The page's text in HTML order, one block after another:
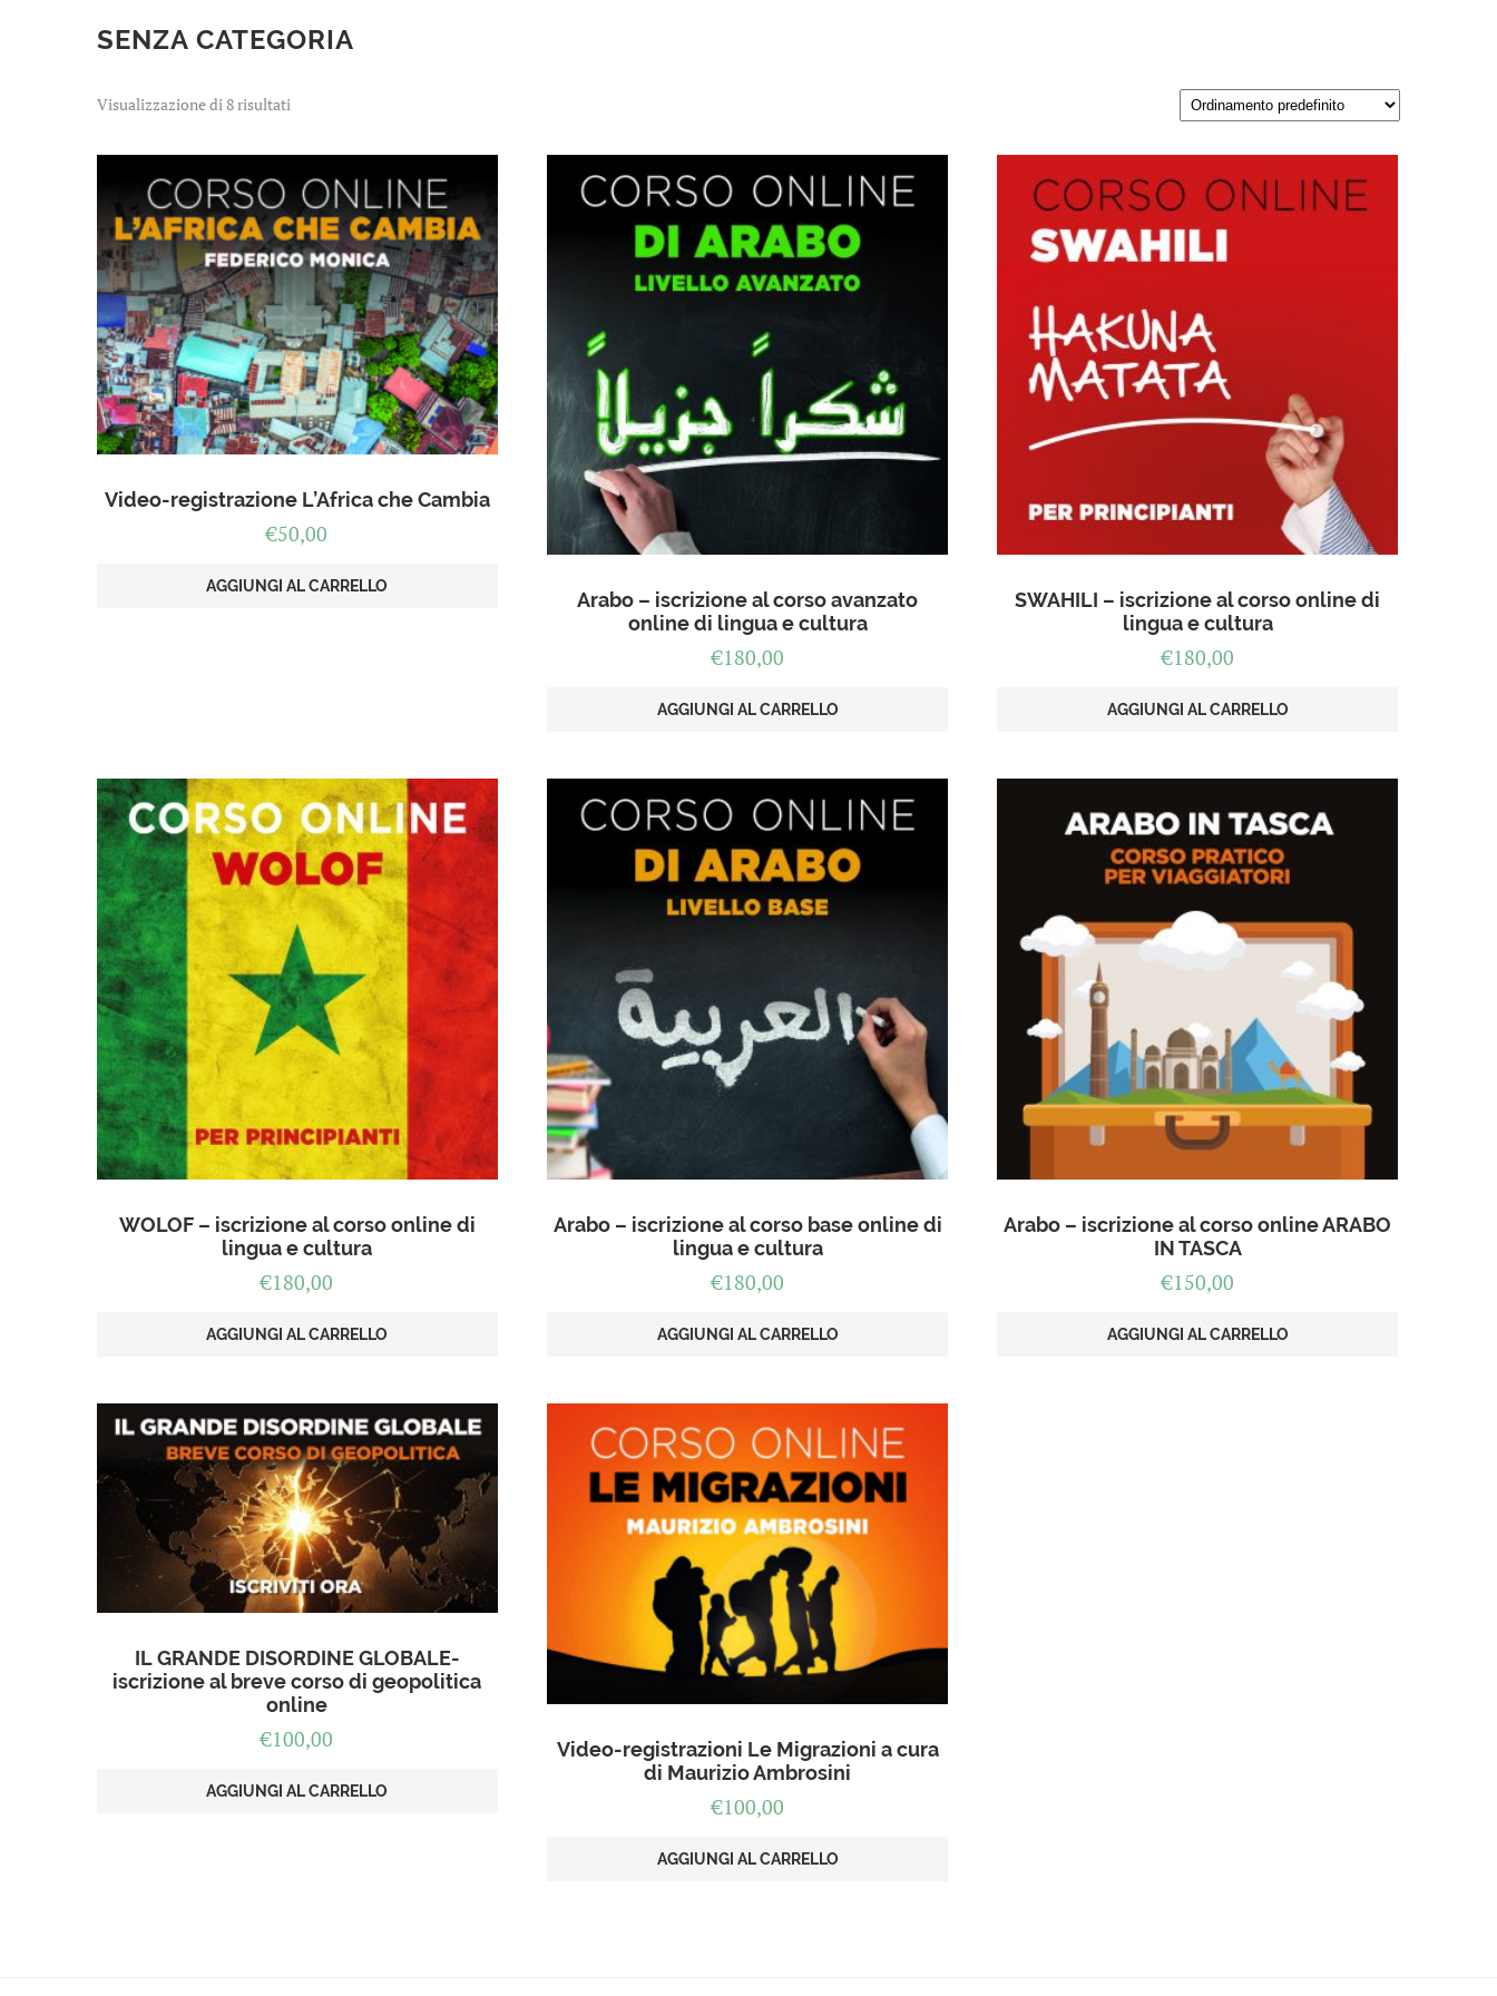
SENZA CATEGORIA
Visualizzazione di 8 risultati
Video-registrazione L’Africa che Cambia
€50,00
AGGIUNGI AL CARRELLO
Arabo – iscrizione al corso avanzato
online di lingua e cultura
€180,00
AGGIUNGI AL CARRELLO
SWAHILI – iscrizione al corso online di
lingua e cultura
€180,00
AGGIUNGI AL CARRELLO
WOLOF – iscrizione al corso online di
lingua e cultura
€180,00
AGGIUNGI AL CARRELLO
Arabo – iscrizione al corso base online di
lingua e cultura
€180,00
AGGIUNGI AL CARRELLO
Arabo – iscrizione al corso online ARABO
IN TASCA
€150,00
AGGIUNGI AL CARRELLO
IL GRANDE DISORDINE GLOBALE-
iscrizione al breve corso di geopolitica
online
€100,00
AGGIUNGI AL CARRELLO
Video-registrazioni Le Migrazioni a cura
di Maurizio Ambrosini
€100,00
AGGIUNGI AL CARRELLO